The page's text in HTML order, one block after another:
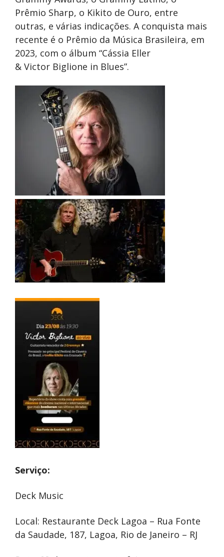
Prêmio Sharp, o Kikito de Ouro, entre
outras, e várias indicações. A conquista mais
recente é o Prêmio da Música Brasileira, em
2023, com o álbum “Cássia Eller
& Victor Biglione in Blues”.
Serviço:
Deck Music
Local: Restaurante Deck Lagoa – Rua Fonte
da Saudade, 187, Lagoa, Rio de Janeiro – RJ